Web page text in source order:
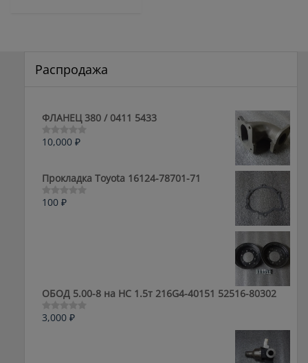
Распродажа
ФЛАНЕЦ 380 / 0411 5433
Оценка
5
10,000 ₽
Прокладка Toyota 16124-78701-71
Оценка
100 ₽
ОБОД 5.00-8 на HC 1.5т 216G4-40151 52516-80302
Оценка
3,000 ₽